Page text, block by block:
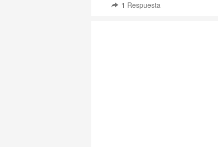
1 Respuesta